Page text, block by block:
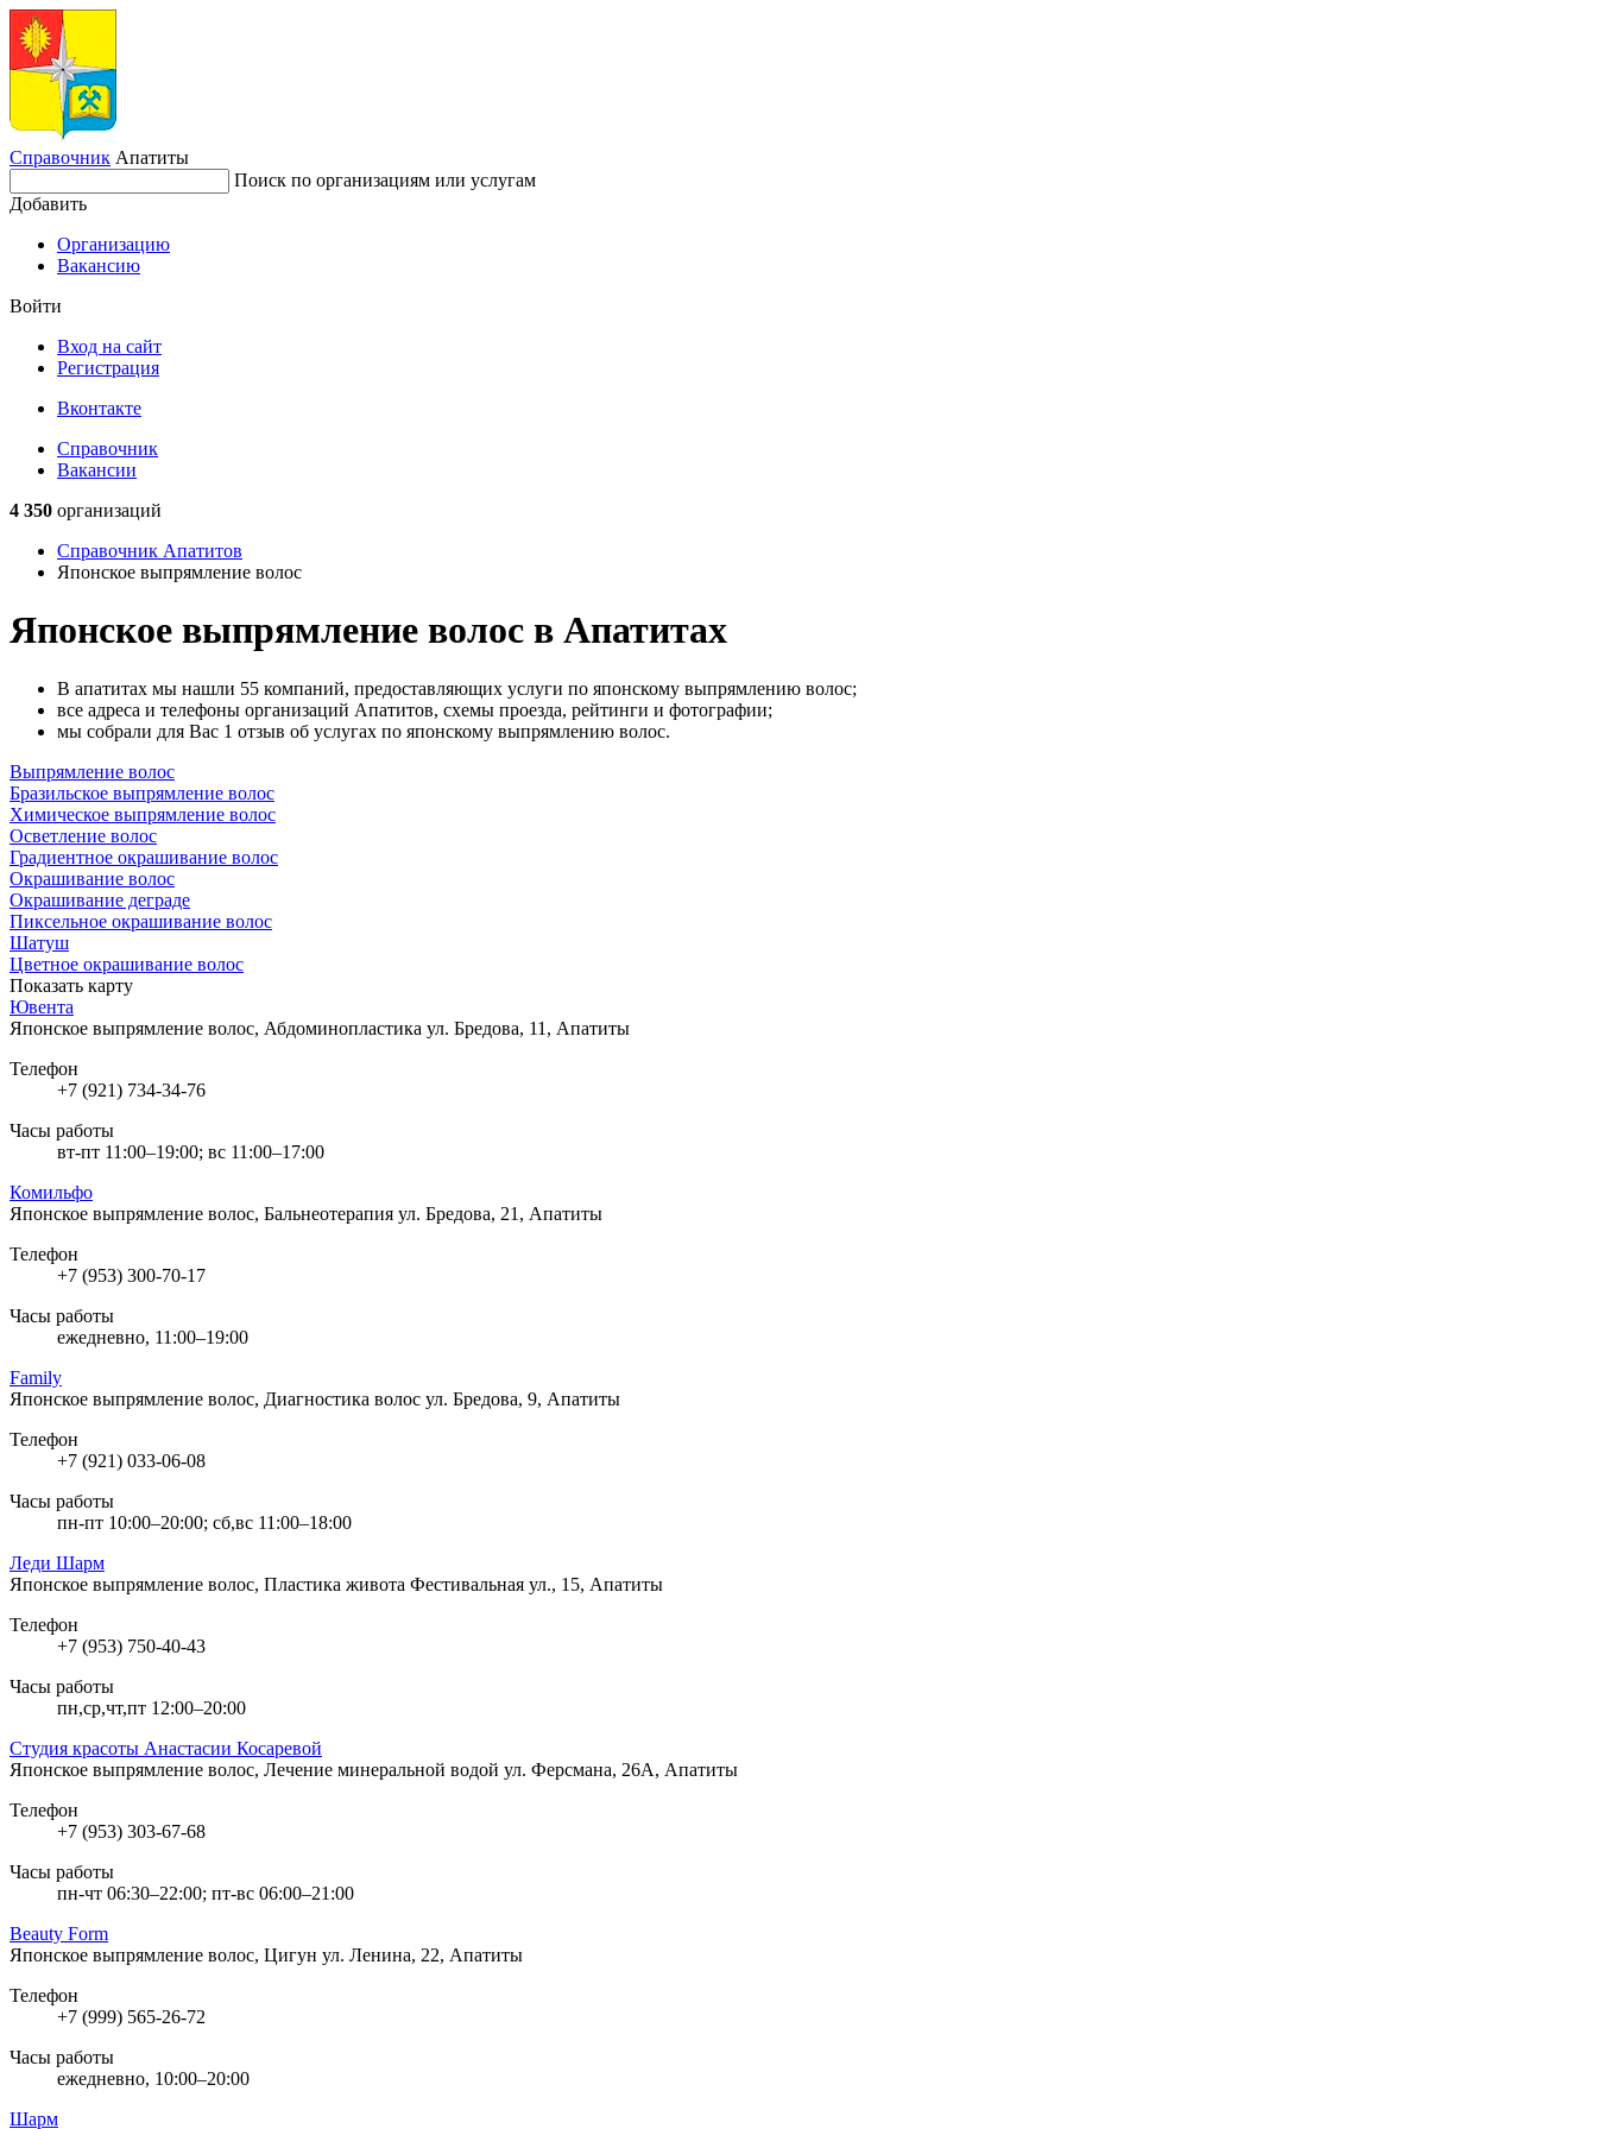
Справочник Апатиты
Поиск по организациям или услугам
Добавить
Организацию
Вакансию
Войти
Вход на сайт
Регистрация
Вконтакте
Справочник
Вакансии
4 350 организаций
Справочник Апатитов
Японское выпрямление волос
Японское выпрямление волос в Апатитах
В апатитах мы нашли 55 компаний, предоставляющих услуги по японскому выпрямлению волос;
все адреса и телефоны организаций Апатитов, схемы проезда, рейтинги и фотографии;
мы собрали для Вас 1 отзыв об услугах по японскому выпрямлению волос.
Выпрямление волос
Бразильское выпрямление волос
Химическое выпрямление волос
Осветление волос
Градиентное окрашивание волос
Окрашивание волос
Окрашивание деграде
Пиксельное окрашивание волос
Шатуш
Цветное окрашивание волос
Показать карту
Ювента
Японское выпрямление волос, Абдоминопластика ул. Бредова, 11, Апатиты
Телефон
+7 (921) 734-34-76
Часы работы
вт-пт 11:00–19:00; вс 11:00–17:00
Комильфо
Японское выпрямление волос, Бальнеотерапия ул. Бредова, 21, Апатиты
Телефон
+7 (953) 300-70-17
Часы работы
ежедневно, 11:00–19:00
Family
Японское выпрямление волос, Диагностика волос ул. Бредова, 9, Апатиты
Телефон
+7 (921) 033-06-08
Часы работы
пн-пт 10:00–20:00; сб,вс 11:00–18:00
Леди Шарм
Японское выпрямление волос, Пластика живота Фестивальная ул., 15, Апатиты
Телефон
+7 (953) 750-40-43
Часы работы
пн,ср,чт,пт 12:00–20:00
Студия красоты Анастасии Косаревой
Японское выпрямление волос, Лечение минеральной водой ул. Ферсмана, 26А, Апатиты
Телефон
+7 (953) 303-67-68
Часы работы
пн-чт 06:30–22:00; пт-вс 06:00–21:00
Beauty Form
Японское выпрямление волос, Цигун ул. Ленина, 22, Апатиты
Телефон
+7 (999) 565-26-72
Часы работы
ежедневно, 10:00–20:00
Шарм